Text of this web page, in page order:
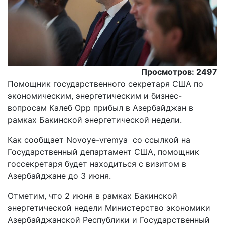
Просмотров: 2497
Помощник государственного секретаря США по
экономическим, энергетическим и бизнес-
вопросам Калеб Орр прибыл в Азербайджан в
рамках Бакинской энергетической недели.
Как сообщает Novoye-vremya со ссылкой на
Государственный департамент США, помощник
госсекретаря будет находиться с визитом в
Азербайджане до 3 июня.
Отметим, что 2 июня в рамках Бакинской
энергетической недели Министерство экономики
Азербайджанской Республики и Государственный